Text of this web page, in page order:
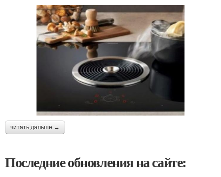
читать дальше →
Последние обновления на сайте: